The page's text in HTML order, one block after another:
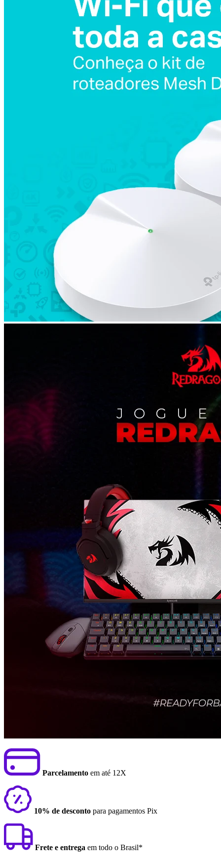
Parcelamento em até 12X
10% de desconto para pagamentos Pix
Frete e entrega em todo o Brasil*